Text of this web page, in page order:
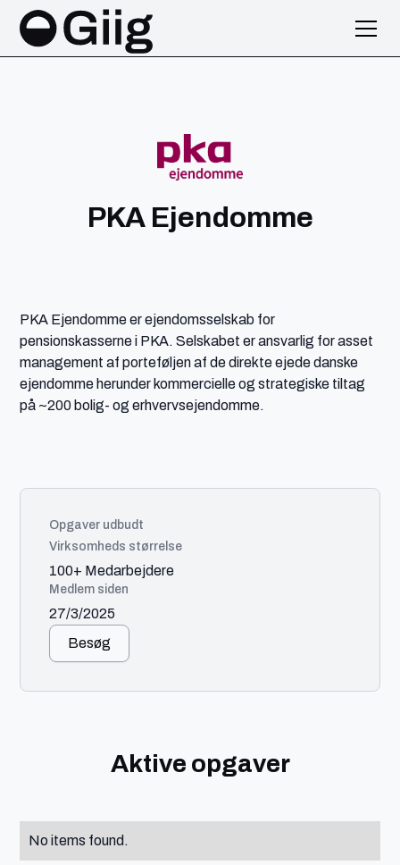
PKA Ejendomme
Opgaver udbudt
Virksomheds størrelse
100+ Medarbejdere
Medlem siden
27/3/2025
Besøg
PKA Ejendomme er ejendomsselskab for
pensionskasserne i PKA. Selskabet er ansvarlig for asset
management af porteføljen af de direkte ejede danske
ejendomme herunder kommercielle og strategiske tiltag
på ~200 bolig- og erhvervsejendomme.
Aktive opgaver
No items found.